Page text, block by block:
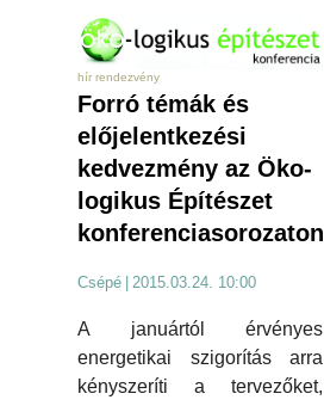
hír rendezvény
Forró témák és
előjelentkezési
kedvezmény az Öko-
logikus Építészet
konferenciasorozaton
Csépé 2015.03.24. 10:00
A januártól érvényes
energetikai szigorítás arra
kényszeríti a tervezőket,